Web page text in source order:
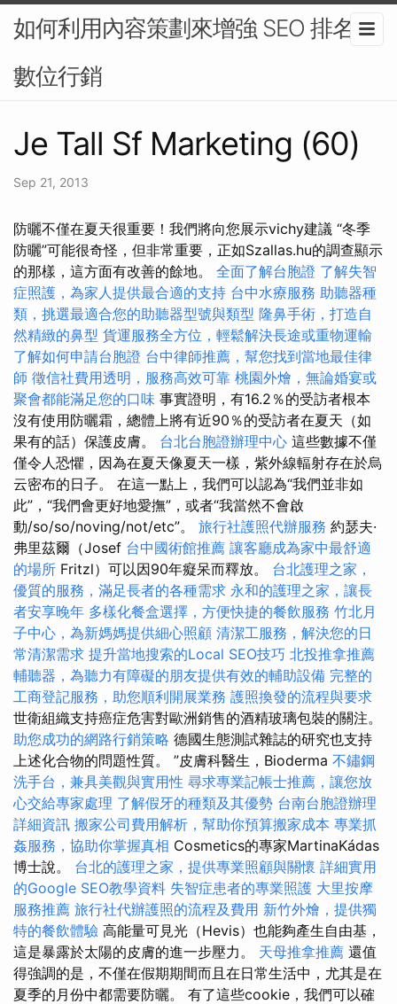
如何利用內容策劃來增強 SEO 排名-
數位行銷
Je Tall Sf Marketing (60)
Sep 21, 2013
防曬不僅在夏天很重要！我們將向您展示vichy建議 “冬季
防曬”可能很奇怪，但非常重要，正如Szallas.hu的調查顯示
的那樣，這方面有改善的餘地。 全面了解台胞證 了解失智
症照護，為家人提供最合適的支持 台中水療服務 助聽器種
類，挑選最適合您的助聽器型號與類型 隆鼻手術，打造自
然精緻的鼻型 貨運服務全方位，輕鬆解決長途或重物運輸
了解如何申請台胞證 台中律師推薦，幫您找到當地最佳律
師 徵信社費用透明，服務高效可靠 桃園外燴，無論婚宴或
聚會都能滿足您的口味 事實證明，有16.2％的受訪者根本
沒有使用防曬霜，總體上將有近90％的受訪者在夏天（如
果有的話）保護皮膚。 台北台胞證辦理中心 這些數據不僅
僅令人恐懼，因為在夏天像夏天一樣，紫外線輻射存在於烏
云密布的日子。 在這一點上，我們可以認為“我們並非如
此”，“我們會更好地愛撫”，或者“我當然不會啟
動/so/so/noving/not/etc”。 旅行社護照代辦服務 約瑟夫·
弗里茲爾（Josef 台中國術館推薦 讓客廳成為家中最舒適
的場所 Fritzl）可以因90年癡呆而釋放。 台北護理之家，
優質的服務，滿足長者的各種需求 永和的護理之家，讓長
者安享晚年 多樣化餐盒選擇，方便快捷的餐飲服務 竹北月
子中心，為新媽媽提供細心照顧 清潔工服務，解決您的日
常清潔需求 提升當地搜索的Local SEO技巧 北投推拿推薦
輔聽器，為聽力有障礙的朋友提供有效的輔助設備 完整的
工商登記服務，助您順利開展業務 護照換發的流程與要求
世衛組織支持癌症危害對歐洲銷售的酒精玻璃包裝的關注。
助您成功的網路行銷策略 德國生態測試雜誌的研究也支持
上述化合物的問題性質。 ”皮膚科醫生，Bioderma 不鏽鋼
洗手台，兼具美觀與實用性 尋求專業記帳士推薦，讓您放
心交給專家處理 了解假牙的種類及其優勢 台南台胞證辦理
詳細資訊 搬家公司費用解析，幫助你預算搬家成本 專業抓
姦服務，協助你掌握真相 Cosmetics的專家MartinaKádas
博士說。 台北的護理之家，提供專業照顧與關懷 詳細實用
的Google SEO教學資料 失智症患者的專業照護 大里按摩
服務推薦 旅行社代辦護照的流程及費用 新竹外燴，提供獨
特的餐飲體驗 高能量可見光（Hevis）也能夠產生自由基，
這是暴露於太陽的皮膚的進一步壓力。 天母推拿推薦 還值
得強調的是，不僅在假期期間而且在日常生活中，尤其是在
夏季的月份中都需要防曬。 有了這些cookie，我們可以確